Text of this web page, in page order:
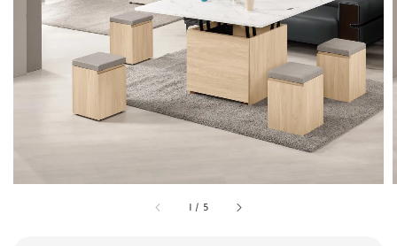
1 / 5